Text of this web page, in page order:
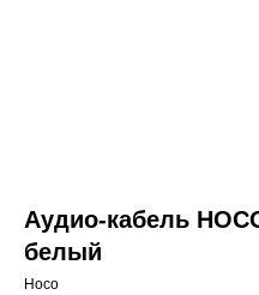
Аудио-кабель
белый
Hoco